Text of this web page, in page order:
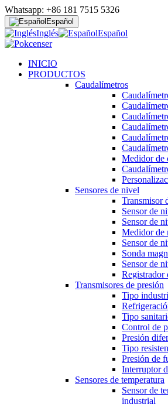
Whatsapp: +86 181 7515 5326
Español
Inglés Español
INICIO
PRODUCTOS
Caudalímetros
Medidor de
Sensores de nivel
Transmisor
Sensor de
Sensor de
Medidor de
Sensor de
Sonda
Sensor de
Registrador
Transmisores de presión
Tipo
Tipo
Control de
Presión
Tipo
Presión de
Interruptor
Sensores de temperatura
Sensor de
industrial